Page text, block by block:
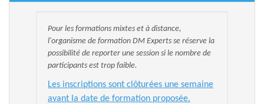
Pour les formations mixtes et à distance,
l'organisme de formation DM Experts se réserve la
possibilité de reporter une session si le nombre de
participants est trop faible.
Les inscriptions sont clôturées une semaine
avant la date de formation proposée.